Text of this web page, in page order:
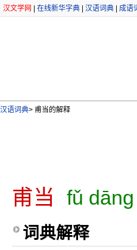
汉文学网 在线新华字典 汉语词典 成语
汉语词典> 甫当的解释
甫当 fǔ dāng
词典解释